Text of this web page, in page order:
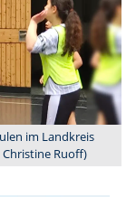
im Landkreis
Ruoff)